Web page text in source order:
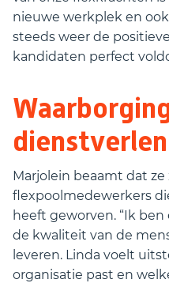
nieuwe werkplek en
steeds weer de
kandidaten perfect
Marjolein beaamt dat
flexpoolmedewerkers
heeft geworven. “Ik
de kwaliteit van de
leveren. Linda voelt
organisatie past en